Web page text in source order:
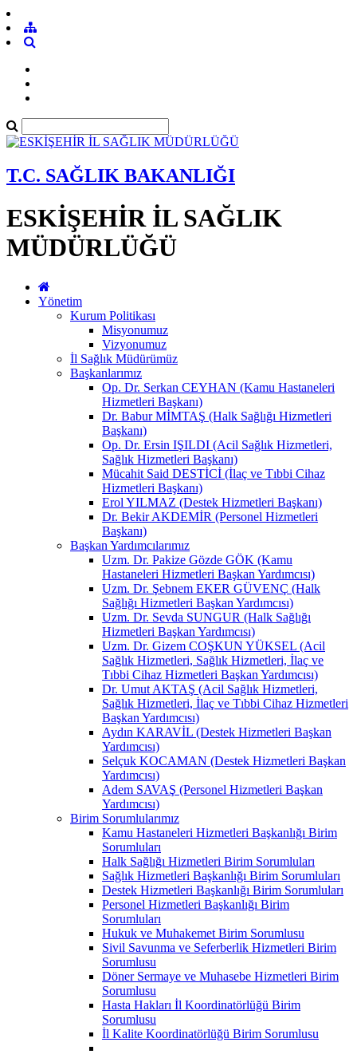
T.C. SAĞLIK BAKANLIĞI
ESKİŞEHİR İL SAĞLIK
MÜDÜRLÜĞÜ
Yönetim
Kurum Politikası
Misyonumuz
Vizyonumuz
İl Sağlık Müdürümüz
Başkanlarımız
Op. Dr. Serkan CEYHAN (Kamu Hastaneleri
Hizmetleri Başkanı)
Dr. Babur MİMTAŞ (Halk Sağlığı Hizmetleri
Başkanı)
Op. Dr. Ersin IŞILDI (Acil Sağlık Hizmetleri,
Sağlık Hizmetleri Başkanı)
Mücahit Said DESTİCİ (İlaç ve Tıbbi Cihaz
Hizmetleri Başkanı)
Erol YILMAZ (Destek Hizmetleri Başkanı)
Dr. Bekir AKDEMİR (Personel Hizmetleri
Başkanı)
Başkan Yardımcılarımız
Uzm. Dr. Pakize Gözde GÖK (Kamu
Hastaneleri Hizmetleri Başkan Yardımcısı)
Uzm. Dr. Şebnem EKER GÜVENÇ (Halk
Sağlığı Hizmetleri Başkan Yardımcısı)
Uzm. Dr. Sevda SUNGUR (Halk Sağlığı
Hizmetleri Başkan Yardımcısı)
Uzm. Dr. Gizem COŞKUN YÜKSEL (Acil
Sağlık Hizmetleri, Sağlık Hizmetleri, İlaç ve
Tıbbi Cihaz Hizmetleri Başkan Yardımcısı)
Dr. Umut AKTAŞ (Acil Sağlık Hizmetleri,
Sağlık Hizmetleri, İlaç ve Tıbbi Cihaz Hizmetleri
Başkan Yardımcısı)
Aydın KARAVİL (Destek Hizmetleri Başkan
Yardımcısı)
Selçuk KOCAMAN (Destek Hizmetleri Başkan
Yardımcısı)
Adem SAVAŞ (Personel Hizmetleri Başkan
Yardımcısı)
Birim Sorumlularımız
Kamu Hastaneleri Hizmetleri Başkanlığı Birim
Sorumluları
Halk Sağlığı Hizmetleri Birim Sorumluları
Sağlık Hizmetleri Başkanlığı Birim Sorumluları
Destek Hizmetleri Başkanlığı Birim Sorumluları
Personel Hizmetleri Başkanlığı Birim
Sorumluları
Hukuk ve Muhakemet Birim Sorumlusu
Sivil Savunma ve Seferberlik Hizmetleri Birim
Sorumlusu
Döner Sermaye ve Muhasebe Hizmetleri Birim
Sorumlusu
Hasta Hakları İl Koordinatörlüğü Birim
Sorumlusu
İl Kalite Koordinatörlüğü Birim Sorumlusu